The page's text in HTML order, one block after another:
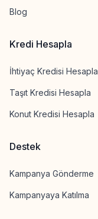
Blog
Kredi Hesapla
İhtiyaç Kredisi Hesapla
Taşıt Kredisi Hesapla
Konut Kredisi Hesapla
Destek
Kampanya Gönderme
Kampanyaya Katılma